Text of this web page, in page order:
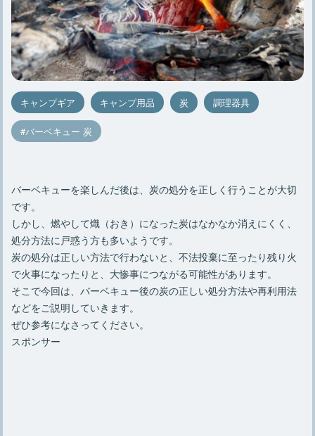
キャンプギア キャンプ用品 炭 調理器具
バーベキュー 炭
バーベキューを楽しんだ後は、炭の処分を正しく行うことが大切
です。
しかし、燃やして熾（おき）になった炭はなかなか消えにくく、
処分方法に戸惑う方も多いようです。
炭の処分は正しい方法で行わないと、不法投棄に至ったり残り火
で火事になったりと、大惨事につながる可能性があります。
そこで今回は、バーベキュー後の炭の正しい処分方法や再利用法
などをご説明していきます。
ぜひ参考になさってください。
スポンサー